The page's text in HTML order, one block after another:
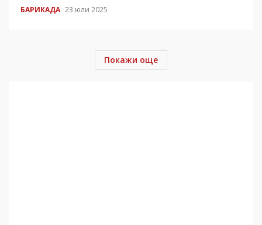
БАРИКАДА 23 юли 2025
Покажи още